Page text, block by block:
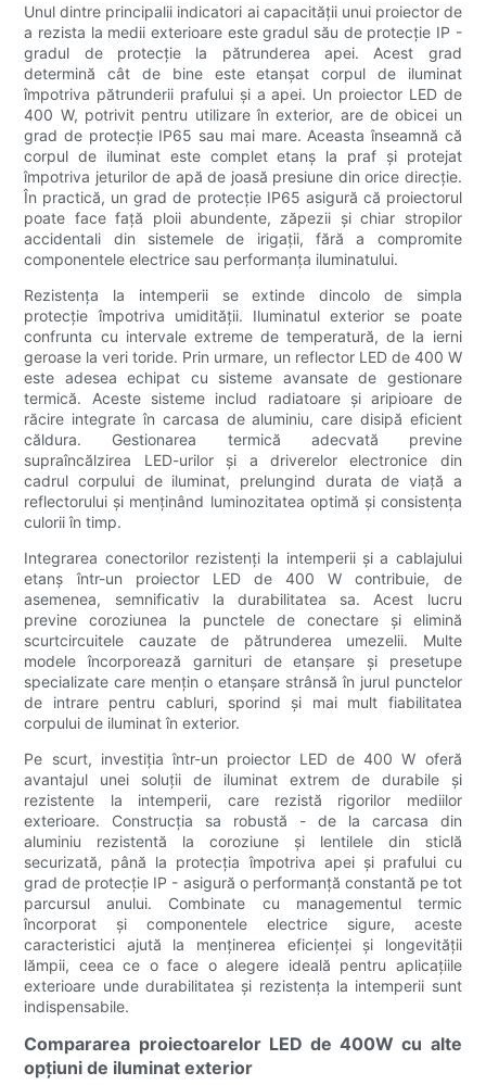
Unul dintre principalii indicatori ai capacității unui proiector de
a rezista la medii exterioare este gradul său de protecție IP -
gradul de protecție la pătrunderea apei. Acest grad
determină cât de bine este etanșat corpul de iluminat
împotriva pătrunderii prafului și a apei. Un proiector LED de
400 W, potrivit pentru utilizare în exterior, are de obicei un
grad de protecție IP65 sau mai mare. Aceasta înseamnă că
corpul de iluminat este complet etanș la praf și protejat
împotriva jeturilor de apă de joasă presiune din orice direcție.
În practică, un grad de protecție IP65 asigură că proiectorul
poate face față ploii abundente, zăpezii și chiar stropilor
accidentali din sistemele de irigații, fără a compromite
componentele electrice sau performanța iluminatului.
Rezistența la intemperii se extinde dincolo de simpla
protecție împotriva umidității. Iluminatul exterior se poate
confrunta cu intervale extreme de temperatură, de la ierni
geroase la veri toride. Prin urmare, un reflector LED de 400 W
este adesea echipat cu sisteme avansate de gestionare
termică. Aceste sisteme includ radiatoare și aripioare de
răcire integrate în carcasa de aluminiu, care disipă eficient
căldura. Gestionarea termică adecvată previne
supraîncălzirea LED-urilor și a driverelor electronice din
cadrul corpului de iluminat, prelungind durata de viață a
reflectorului și menținând luminozitatea optimă și consistența
culorii în timp.
Integrarea conectorilor rezistenți la intemperii și a cablajului
etanș într-un proiector LED de 400 W contribuie, de
asemenea, semnificativ la durabilitatea sa. Acest lucru
previne coroziunea la punctele de conectare și elimină
scurtcircuitele cauzate de pătrunderea umezelii. Multe
modele încorporează garnituri de etanșare și presetupe
specializate care mențin o etanșare strânsă în jurul punctelor
de intrare pentru cabluri, sporind și mai mult fiabilitatea
corpului de iluminat în exterior.
Pe scurt, investiția într-un proiector LED de 400 W oferă
avantajul unei soluții de iluminat extrem de durabile și
rezistente la intemperii, care rezistă rigorilor mediilor
exterioare. Construcția sa robustă - de la carcasa din
aluminiu rezistentă la coroziune și lentilele din sticlă
securizată, până la protecția împotriva apei și prafului cu
grad de protecție IP - asigură o performanță constantă pe tot
parcursul anului. Combinate cu managementul termic
încorporat și componentele electrice sigure, aceste
caracteristici ajută la menținerea eficienței și longevității
lămpii, ceea ce o face o alegere ideală pentru aplicațiile
exterioare unde durabilitatea și rezistența la intemperii sunt
indispensabile.
Compararea proiectoarelor LED de 400W cu alte
opțiuni de iluminat exterior